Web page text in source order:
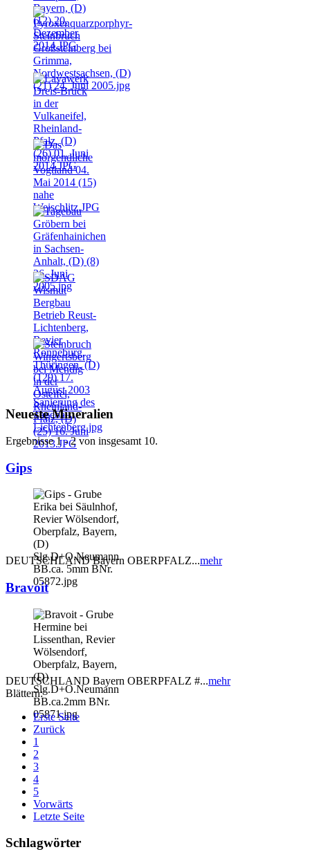
Neueste Mineralien
Ergebnisse 1 - 2 von insgesamt 10.
Gips
DEUTSCHLAND Bayern OBERPFALZ...mehr
Bravoit
DEUTSCHLAND Bayern OBERPFALZ #...mehr
Blättern:
Erste Seite
Zurück
1
2
3
4
5
Vorwärts
Letzte Seite
Schlagwörter